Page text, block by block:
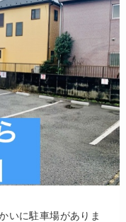
いに駐車場がありま